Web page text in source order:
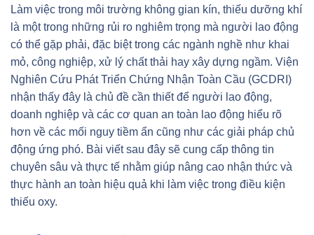
Làm việc trong môi trường không gian kín, thiếu dưỡng khí
là một trong những rủi ro nghiêm trọng mà người lao động
có thể gặp phải, đặc biệt trong các ngành nghề như khai
mỏ, công nghiệp, xử lý chất thải hay xây dựng ngầm. Viện
Nghiên Cứu Phát Triển Chứng Nhận Toàn Cầu (GCDRI)
nhận thấy đây là chủ đề cần thiết để người lao động,
doanh nghiệp và các cơ quan an toàn lao động hiểu rõ
hơn về các mối nguy tiềm ẩn cũng như các giải pháp chủ
động ứng phó. Bài viết sau đây sẽ cung cấp thông tin
chuyên sâu và thực tế nhằm giúp nâng cao nhận thức và
thực hành an toàn hiệu quả khi làm việc trong điều kiện
thiếu oxy.